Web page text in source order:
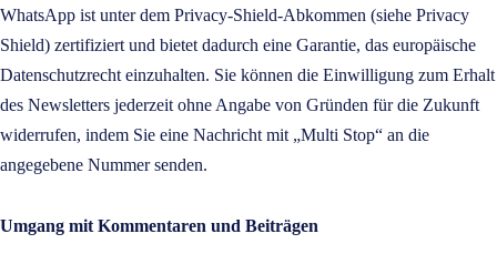
WhatsApp ist unter dem Privacy-Shield-Abkommen (siehe Privacy
Shield) zertifiziert und bietet dadurch eine Garantie, das europäische
Datenschutzrecht einzuhalten. Sie können die Einwilligung zum Erhalt
des Newsletters jederzeit ohne Angabe von Gründen für die Zukunft
widerrufen, indem Sie eine Nachricht mit „Multi Stop“ an die
angegebene Nummer senden.
Umgang mit Kommentaren und Beiträgen